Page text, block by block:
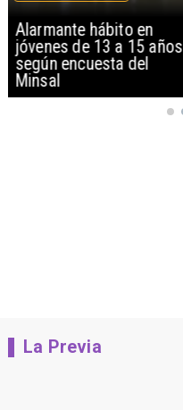
Alarmante hábito en
jóvenes de 13 a 15 años
según encuesta del
Minsal
La Previa